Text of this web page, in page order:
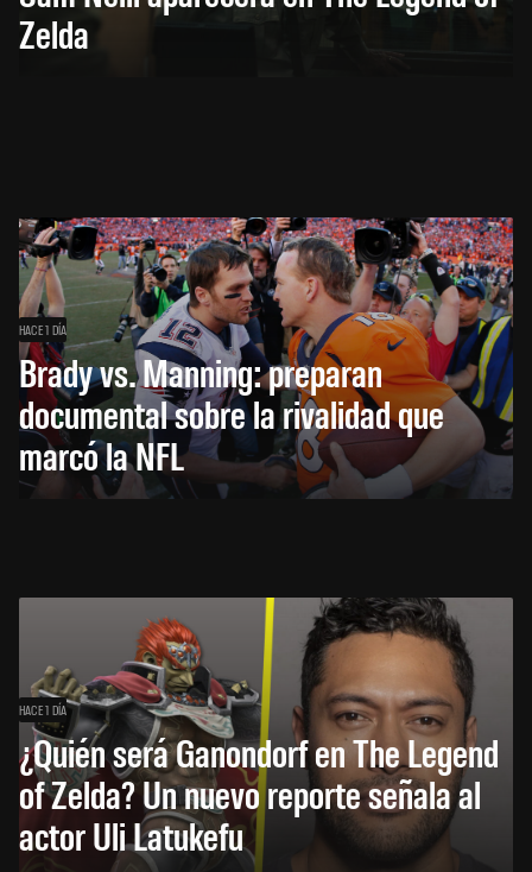
Zelda
HACE 1 DÍA
Brady vs. Manning: preparan
documental sobre la rivalidad que
marcó la NFL
HACE 1 DÍA
¿Quién será Ganondorf en The Legend
of Zelda? Un nuevo reporte señala al
actor Uli Latukefu